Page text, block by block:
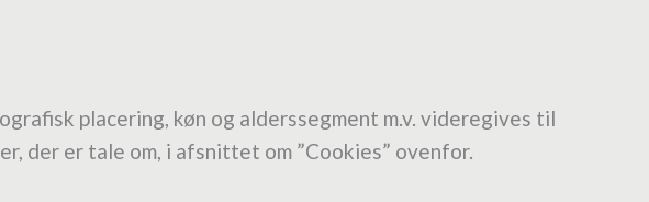
placering, køn og alderssegment m.v. videregives til
der er tale om, i afsnittet om ”Cookies” ovenfor.